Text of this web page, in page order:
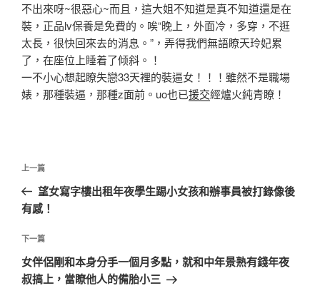
不出來呀~很惡心~而且，這大姐不知道是真不知道還是在
裝，正品lv保養是免費的。唉“晚上，外面冷，多穿，不逛
太長，很快回來去的消息。”，弄得我們無語瞭天玲妃累
了，在座位上睡着了倾斜。！
一不小心想起瞭失戀33天裡的裝逼女！！！雖然不是職場
婊，那種裝逼，那種z面前。uo也已援交經爐火純青瞭！
文
導
覽
上
一
篇
章
上一篇
望女寫字樓出租年夜學生踢小女孩和辦事員被打錄像後
有感！
下
一
篇
下一篇
女伴侶剛和本身分手一個月多點，就和中年景熟有錢年夜
叔搞上，當瞭他人的備胎小三